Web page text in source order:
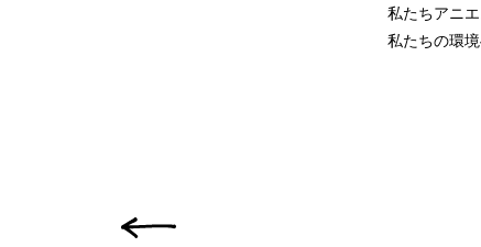
私たちアニ
私たちの環
前の画像